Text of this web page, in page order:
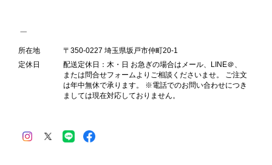
2026/07/30
所在地
〒350-0227 埼玉県坂戸市仲町20-1
定休日
配送定休日：木・日 お急ぎの場合はメール、LINE＠、
または問合せフォームよりご相談くださいませ。 ご注文
は年中無休で承ります。 ※電話でのお問い合わせにつき
ましては現在対応しておりません。